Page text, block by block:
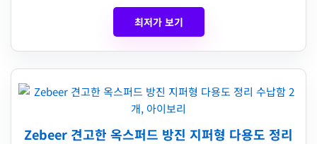
최저가 보기
Zebeer 견고한 옥스퍼드 방진 지퍼형 다용도 정리